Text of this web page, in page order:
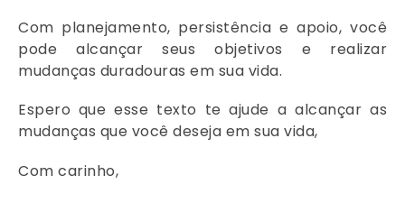
Com planejamento, persistência e apoio, você
pode alcançar seus objetivos e realizar
mudanças duradouras em sua vida.
Espero que esse texto te ajude a alcançar as
mudanças que você deseja em sua vida,
Com carinho,